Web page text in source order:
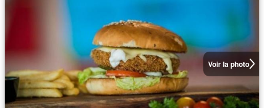
Voir la photo